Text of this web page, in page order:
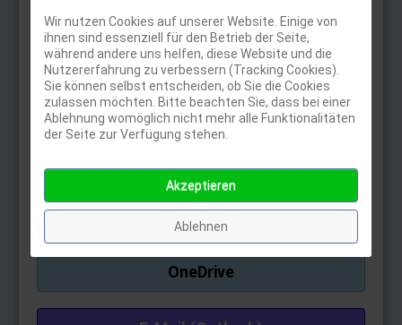
Untis (Vertretungsplan)
Schulcampus
Microsoft Office
OneDrive
Wir nutzen Cookies auf unserer Website. Einige von
ihnen sind essenziell für den Betrieb der Seite,
während andere uns helfen, diese Website und die
Nutzererfahrung zu verbessern (Tracking Cookies).
Sie können selbst entscheiden, ob Sie die Cookies
zulassen möchten. Bitte beachten Sie, dass bei einer
Ablehnung womöglich nicht mehr alle Funktionalitäten
der Seite zur Verfügung stehen.
Akzeptieren
Ablehnen